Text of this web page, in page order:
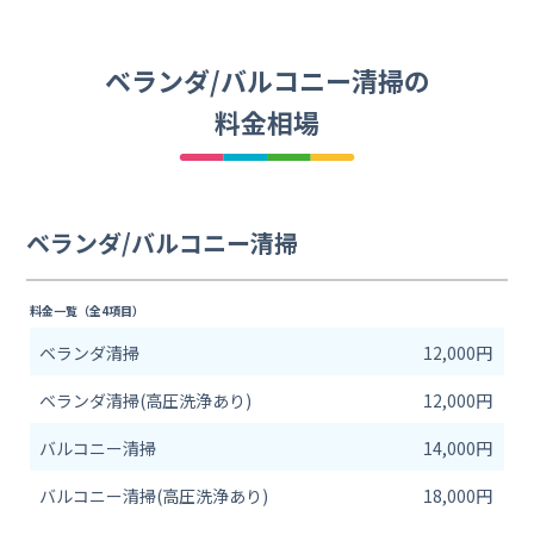
ベランダ/バルコニー清掃の
料金相場
ベランダ/バルコニー清掃
料金一覧（全4項目）
ベランダ清掃
12,000円
ベランダ清掃(高圧洗浄あり)
12,000円
バルコニー清掃
14,000円
バルコニー清掃(高圧洗浄あり)
18,000円